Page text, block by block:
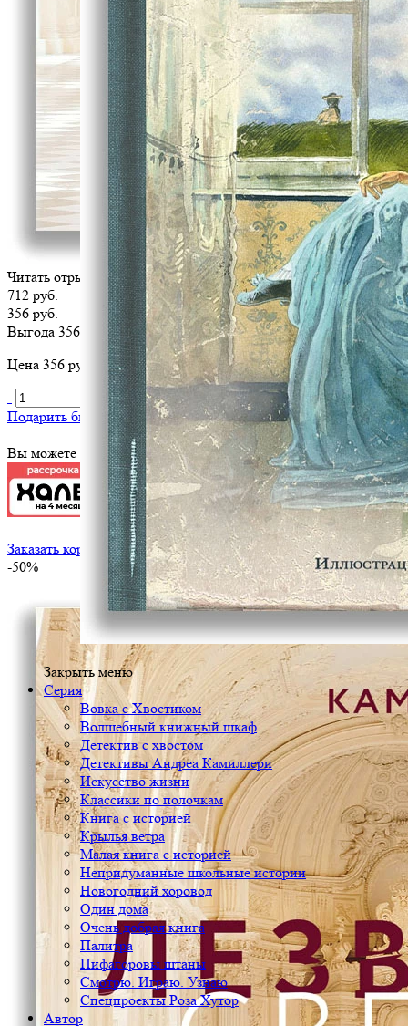
Закрыть меню
Серия
Вовка с Хвостиком
Волшебный книжный шкаф
Детектив с хвостом
Детективы Андреа Камиллери
Искусство жизни
Классики по полочкам
Книга с историей
Крылья ветра
Малая книга с историей
Непридуманные школьные истории
Новогодний хоровод
Один дома
Очень добрая книга
Палитра
Пифагоровы штаны
Смотрю. Играю. Узнаю
Спецпроекты Роза Хутор
Автор
Читать отрывок
712 руб.
356 руб.
Выгода 356 руб.
Цена 356 руб. за 1 шт
-
+
В корзину
Подарить библиотеке?
Вы можете оплатить эту книгу картой
Заказать корпоративный тираж
-50%